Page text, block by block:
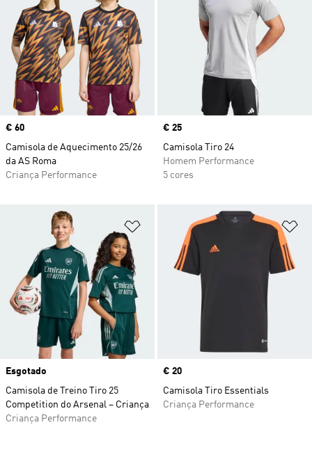
Price
€ 60
Camisola de Aquecimento 25/26
da AS Roma
Criança Performance
Price
€ 25
Camisola Tiro 24
Homem Performance
5 cores
Adicionar à Lista de Desejos
Esgotado
Camisola de Treino Tiro 25
Competition do Arsenal – Criança
Criança Performance
Price
€ 20
Camisola Tiro Essentials
Criança Performance